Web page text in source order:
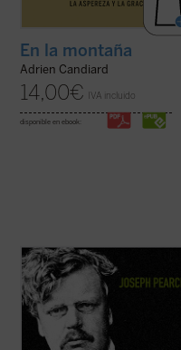
En la montaña
Adrien Candiard
14,00€ IVA incluido
disponible en ebook:
Edición 150 aniversario del nacimiento de
Chesterton.
«Pearce consigue que la vida de
Chesterton fluya con pulso de novela (...)
Leer
G.K. Chesterton. Sabiduría e inocencia
es altamente recomendable, salvo que uno
prefiera pasar ...(ver ficha)